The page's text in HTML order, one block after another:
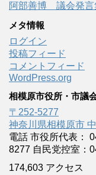
阿部善博 議会発
メタ情報
ログイン
投稿フィード
コメントフィード
WordPress.org
相模原市役所・市議
〒252-5277
神奈川県相模原市
電話 市役所代表：
8277 自民党控室：
174,603 アクセス